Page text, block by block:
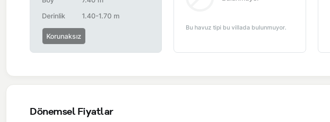
Havuz Bahçe Bilgileri
Derinlik
1.40-1.70 m
Korunaksız
Bu havuz tipi bu villada bulunmuyor.
Dönemsel Fiyatlar